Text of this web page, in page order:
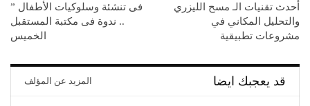
أحدث تقنيات الـ مسح الليزري
والتحليل المكاني في
مشروعات تطبيقية
فى تنشئة وسلوكيات الأطفال ”
.. ندوة فى مكتبة المستقبل
الخميس
قد يعجبك ايضا المزيد عن المؤلف